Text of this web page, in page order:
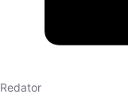
Redator